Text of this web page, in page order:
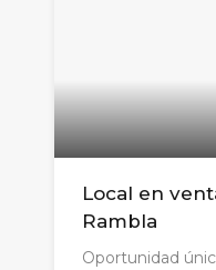
Local en
Rambla
Oportunidad